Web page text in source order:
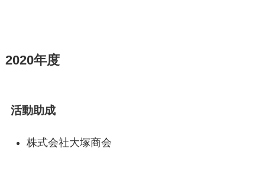
2020年度
活動助成
株式会社大塚商会